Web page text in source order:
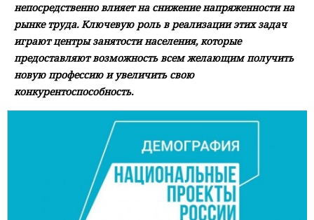
непосредственно влияет на снижение напряженности на
рынке труда. Ключевую роль в реализации этих задач
играют центры занятости населения, которые
предоставляют возможность всем желающим получить
новую профессию и увеличить свою
конкурентоспособность.